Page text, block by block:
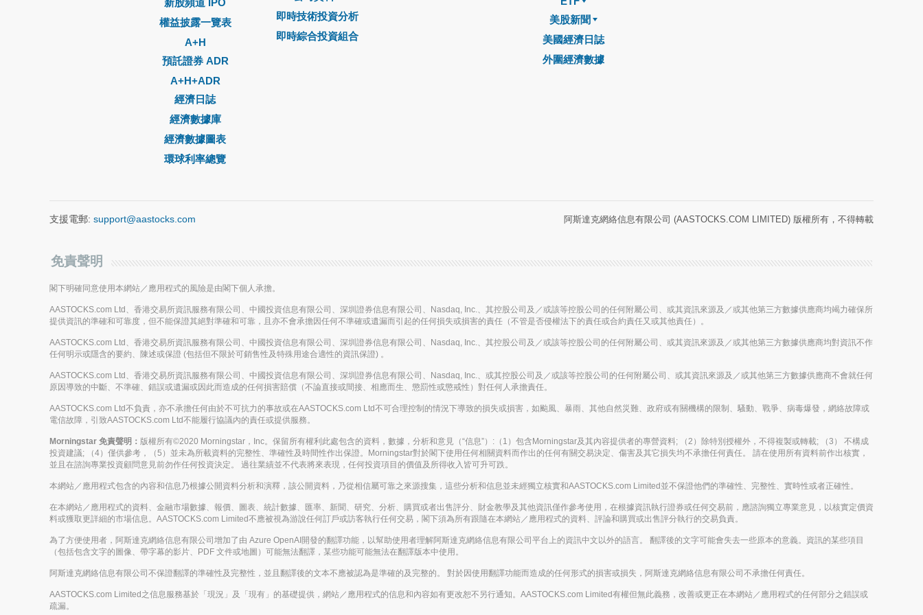
新股頻道 IPO
權益披露一覽表
A+H
預託證券 ADR
A+H+ADR
經濟日誌
經濟數據庫
經濟數據圖表
環球利率總覽
即時技術投資分析
即時綜合投資組合
美股新聞
美國經濟日誌
外圍經濟數據
支援電郵: support@aastocks.com 阿斯達克網絡信息有限公司 (AASTOCKS.COM LIMITED) 版權所有，不得轉載
免責聲明
閣下明確同意使用本網站／應用程式的風險是由閣下個人承擔。
AASTOCKS.com Ltd、香港交易所資訊服務有限公司、中國投資信息有限公司、深圳證券信息有限公司、Nasdaq, Inc.、其控股公司及／或該等控股公司的任何附屬公司、或其資訊來源及／或其他第三方數據供應商均竭力確保所
提供資訊的準確和可靠度，但不能保證其絕對準確和可靠，且亦不會承擔因任何不準確或遺漏而引起的任何損失或損害的責任（不管是否侵權法下的責任或合約責任又或其他責任）。
AASTOCKS.com Ltd、香港交易所資訊服務有限公司、中國投資信息有限公司、深圳證券信息有限公司、Nasdaq, Inc.、其控股公司及／或該等控股公司的任何附屬公司、或其資訊來源及／或其他第三方數據供應商均對資訊不作
任何明示或隱含的要約、陳述或保證 (包括但不限於可銷售性及特殊用途合適性的資訊保證) 。
AASTOCKS.com Ltd、香港交易所資訊服務有限公司、中國投資信息有限公司、深圳證券信息有限公司、Nasdaq, Inc.、或其控股公司及／或該等控股公司的任何附屬公司、或其資訊來源及／或其他第三方數據供應商不會就任何
原因導致的中斷、不準確、錯誤或遺漏或因此而造成的任何損害賠償（不論直接或間接、相應而生、懲罰性或懲戒性）對任何人承擔責任。
AASTOCKS.com Ltd不負責，亦不承擔任何由於不可抗力的事故或在AASTOCKS.com Ltd不可合理控制的情況下導致的損失或損害，如颱風、暴雨、其他自然災難、政府或有關機構的限制、騷動、戰爭、病毒爆發，網絡故障或
電信故障，引致AASTOCKS.com Ltd不能履行協議內的責任或提供服務。
Morningstar 免責聲明： 版權所有©2020 Morningstar，Inc。保留所有權利此處包含的資料，數據，分析和意見（“信息”）:（1）包含Morningstar及其內容提供者的專營資料; （2）除特別授權外，不得複製或轉載; （3） 不構成
投資建議; （4）僅供參考，（5）並未為所載資料的完整性、準確性及時間性作出保證。Morningstar對於閣下使用任何相關資料而作出的任何有關交易決定、傷害及其它損失均不承擔任何責任。 請在使用所有資料前作出核實，
並且在諮詢專業投資顧問意見前勿作任何投資決定。 過往業績並不代表將來表現，任何投資項目的價值及所得收入皆可升可跌。
本網站／應用程式包含的內容和信息乃根據公開資料分析和演釋，該公開資料，乃從相信屬可靠之來源搜集，這些分析和信息並未經獨立核實和AASTOCKS.com Limited並不保證他們的準確性、完整性、實時性或者正確性。
在本網站／應用程式的資料、金融市場數據、報價、圖表、統計數據、匯率、新聞、研究、分析、購買或者出售評分、財金教學及其他資訊僅作參考使用，在根據資訊執行證券或任何交易前，應諮詢獨立專業意見，以核實定價資
料或獲取更詳細的市場信息。AASTOCKS.com Limited不應被視為游說任何訂戶或訪客執行任何交易，閣下須為所有跟隨在本網站／應用程式的資料、評論和購買或出售評分執行的交易負責。
為了方便使用者，阿斯達克網絡信息有限公司增加了由 Azure OpenAI開發的翻譯功能，以幫助使用者理解阿斯達克網絡信息有限公司平台上的資訊中文以外的語言。 翻譯後的文字可能會失去一些原本的意義。資訊的某些項目
（包括包含文字的圖像、帶字幕的影片、PDF 文件或地圖）可能無法翻譯，某些功能可能無法在翻譯版本中使用。
阿斯達克網絡信息有限公司不保證翻譯的準確性及完整性，並且翻譯後的文本不應被認為是準確的及完整的。 對於因使用翻譯功能而造成的任何形式的損害或損失，阿斯達克網絡信息有限公司不承擔任何責任。
AASTOCKS.com Limited之信息服務基於「現況」及「現有」的基礎提供，網站／應用程式的信息和內容如有更改恕不另行通知。AASTOCKS.com Limited有權但無此義務，改善或更正在本網站／應用程式的任何部分之錯誤或
疏漏。